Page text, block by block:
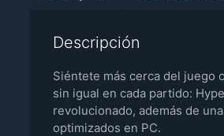
Descripción
Siéntete más cerca del juego
sin igual en cada partido:
revolucionado, además de
optimizados en PC.